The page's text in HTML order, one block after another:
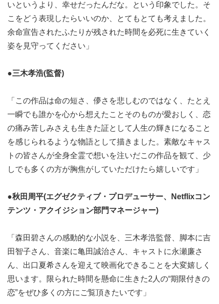
いというより、幸せだったんだな。という印象でした。そ
こをどう表現したらいいのか、とてもとても考えました。
余命宣告されたふたりが残された時間を必死に生きていく
姿を見守ってください」
●三木孝浩(監督)
「この作品は命の短さ、儚さを悲しむのではなく、たとえ
一瞬でも誰かを心から想えたことそのものが愛おしく、恋
の痛み苦しみさえも生きた証として人生の輝きになること
を感じられるような物語として描きました。素敵なキャス
トの皆さんが全身全霊で想いを注いだこの作品を観て、少
しでも多くの方が胸焦がしていただけたら嬉しいです」
●秋田周平(エグゼクティブ・プロデューサー、Netflixコン
テンツ・アクイジション部門マネージャー)
「森田碧さんの感動的な小説を、三木孝浩監督、脚本に吉
田智子さん、音楽に亀田誠治さん、キャストに永瀬廉さ
ん、出口夏希さんを迎えて映画化できることを大変嬉しく
思います。限られた時間を懸命に生きた2人の“期限付きの
恋”をぜひ多くの方にご覧頂きたいです」